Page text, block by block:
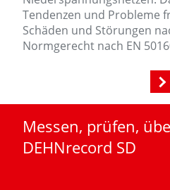
Tendenzen und Probleme
Schäden und Störungen
Normgerecht nach EN
Messen, prüfen,
DEHNrecord SD